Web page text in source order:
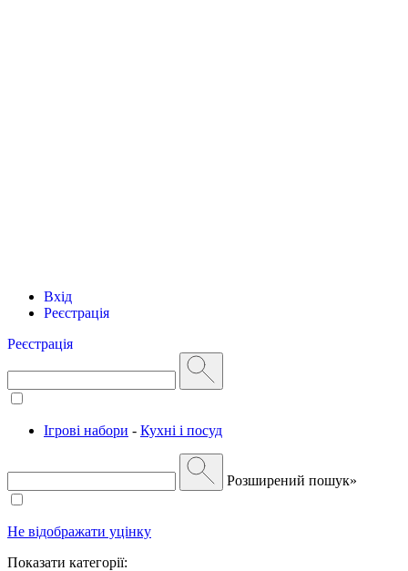
Вхід
Реєстрація
Реєстрація
Ігрові набори - Кухні і посуд
Розширений пошук»
Не відображати уцінку
Показати категорії: